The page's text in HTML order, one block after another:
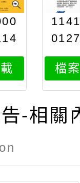
海
71主
報
檔
-相關